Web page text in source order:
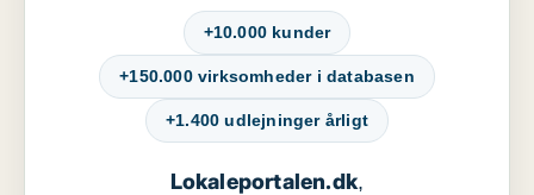
+10.000 kunder
+150.000 virksomheder i databasen
+1.400 udlejninger årligt
Lokaleportalen.dk,